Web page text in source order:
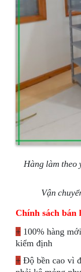
Hàng làm theo
Vận
Chính sách bán
+ 100% hàng
kiểm định
+ Độ bền cao vì